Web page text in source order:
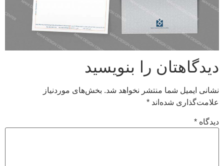
دیدگاهتان را بنویسید
نشانی ایمیل شما منتشر نخواهد شد. بخش‌های موردنیاز
علامت‌گذاری شده‌اند *
دیدگاه *